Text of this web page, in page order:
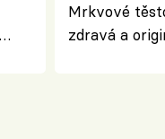
Mrkvové
zdravá a